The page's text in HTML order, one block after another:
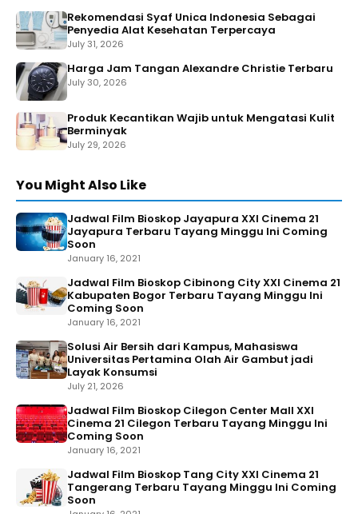
Rekomendasi Syaf Unica Indonesia Sebagai
Penyedia Alat Kesehatan Terpercaya
July 31, 2026
Harga Jam Tangan Alexandre Christie Terbaru
July 30, 2026
Produk Kecantikan Wajib untuk Mengatasi Kulit
Berminyak
July 29, 2026
You Might Also Like
Jadwal Film Bioskop Jayapura XXI Cinema 21
Jayapura Terbaru Tayang Minggu Ini Coming
Soon
January 16, 2021
Jadwal Film Bioskop Cibinong City XXI Cinema 21
Kabupaten Bogor Terbaru Tayang Minggu Ini
Coming Soon
January 16, 2021
Solusi Air Bersih dari Kampus, Mahasiswa
Universitas Pertamina Olah Air Gambut jadi
Layak Konsumsi
July 21, 2026
Jadwal Film Bioskop Cilegon Center Mall XXI
Cinema 21 Cilegon Terbaru Tayang Minggu Ini
Coming Soon
January 16, 2021
Jadwal Film Bioskop Tang City XXI Cinema 21
Tangerang Terbaru Tayang Minggu Ini Coming
Soon